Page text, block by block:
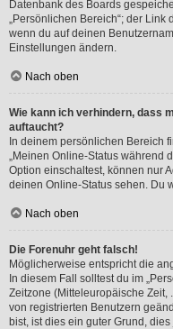
Datenbank des Boards
„Persönlichen Bereich“; der
wenn du auf deinen
Einstellungen ändern.
Nach oben
Wie kann ich verhindern, dass
auftaucht?
In deinem persönlichen Bereich
„Meinen Online-Status während
Option einschaltest, können nur
deinen Online-Status sehen. Du
Nach oben
Die Forenuhr geht falsch!
Möglicherweise entspricht die
In diesem Fall solltest du im
Zeitzone (Mitteleuropäische Zeit,
von registrierten Benutzern
bist, ist dies ein guter Grund, dies